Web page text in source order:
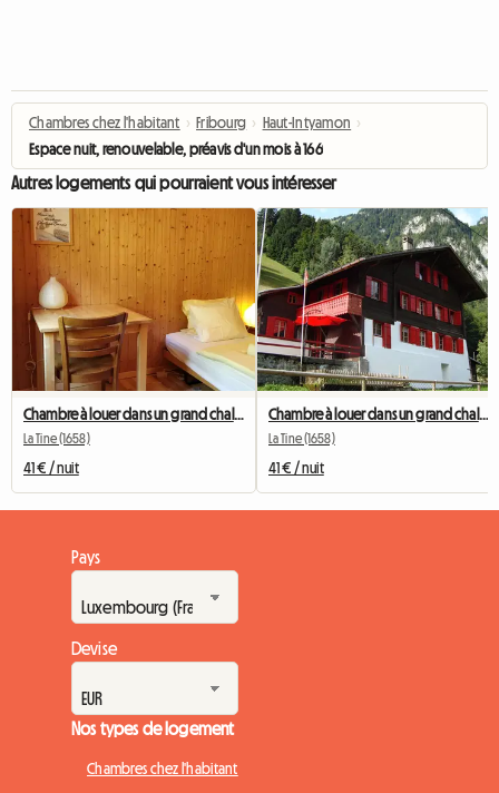
Chambres chez l'habitant › Fribourg › Haut-Intyamon ›
Espace nuit, renouvelable, préavis d'un mois à 1669 Neirivue
Autres logements qui pourraient vous intéresser
La Tine (1658)
41 € / nuit
La Tine (1658)
41 € / nuit
Pays
Devise
Nos types de logement
Chambres chez l'habitant